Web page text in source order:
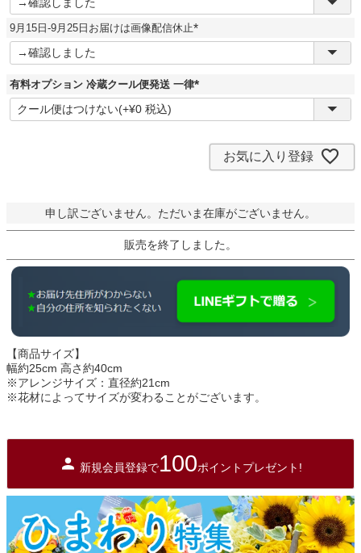
須
)
9月15日-9月25日お届けは画像配信休止
(
須
)
有料オプション 冷蔵クール便発送 一律
(
須
お気に入り登録
申し訳ございません。ただいま在庫がございません。
販売を終了しました。
【商品サイズ】
幅約25cm 高さ約40cm
※アレンジサイズ：直径約21cm
※花材によってサイズが変わることがございます。
新規会員登録で100ポイントプレゼント!